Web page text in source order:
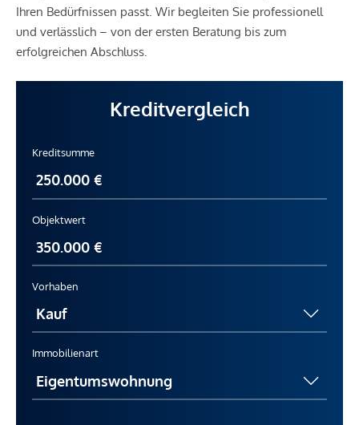
Ihren Bedürfnissen passt. Wir begleiten Sie professionell
und verlässlich – von der ersten Beratung bis zum
erfolgreichen Abschluss.
Kreditvergleich
Kreditsumme
Objektwert
Vorhaben
Immobilienart